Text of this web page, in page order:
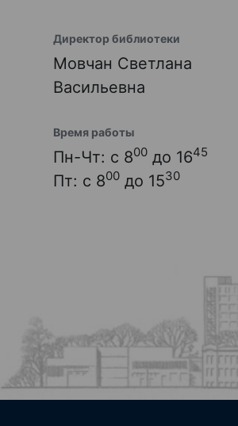
Директор библиотеки
Мовчан Светлана
Васильевна
Время работы
Пн-Чт: с 800 до 1645
Пт: с 800 до 1530